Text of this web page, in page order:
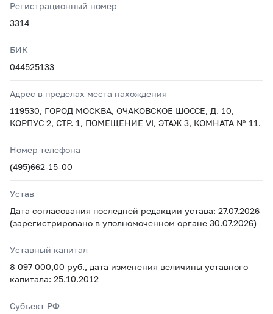
Регистрационный номер
3314
БИК
044525133
Адрес в пределах места нахождения
119530, ГОРОД МОСКВА, ОЧАКОВСКОЕ ШОССЕ, Д. 10,
КОРПУС 2, СТР. 1, ПОМЕЩЕНИЕ VI, ЭТАЖ 3, КОМНАТА № 11.
Номер телефона
(495)662-15-00
Устав
Дата согласования последней редакции устава: 27.07.2026
(зарегистрировано в уполномоченном органе 30.07.2026)
Уставный капитал
8 097 000,00 руб., дата изменения величины уставного
капитала: 25.10.2012
Субъект РФ